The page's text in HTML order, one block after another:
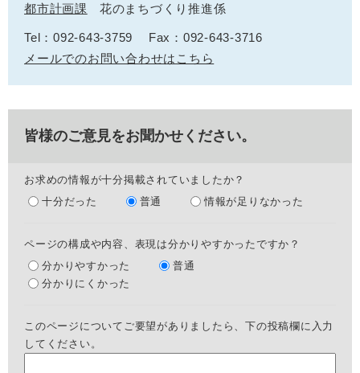
都市計画課 花のまちづくり推進係
Tel：092-643-3759
Fax：092-643-3716
メールでのお問い合わせはこちら
皆様のご意見をお聞かせください。
お求めの情報が十分掲載されていましたか？
十分だった
普通 情報が足りなかった
ページの構成や内容、表現は分かりやすかったですか？
分かりやすかった
普通
分かりにくかった
このページについてご要望がありましたら、下の投稿欄に入力
してください。